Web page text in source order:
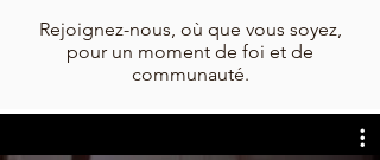
Rejoignez-nous, où que vous soyez,
pour un moment de foi et de
communauté.